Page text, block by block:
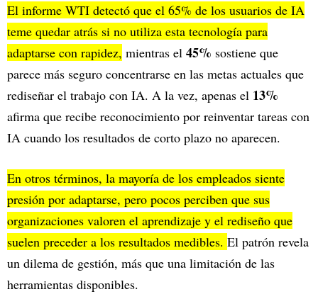
El informe WTI detectó que el 65% de los usuarios de IA
teme quedar atrás si no utiliza esta tecnología para
adaptarse con rapidez, mientras el 45% sostiene que
parece más seguro concentrarse en las metas actuales que
rediseñar el trabajo con IA. A la vez, apenas el 13%
afirma que recibe reconocimiento por reinventar tareas con
IA cuando los resultados de corto plazo no aparecen.
En otros términos, la mayoría de los empleados siente
presión por adaptarse, pero pocos perciben que sus
organizaciones valoren el aprendizaje y el rediseño que
suelen preceder a los resultados medibles. El patrón revela
un dilema de gestión, más que una limitación de las
herramientas disponibles.